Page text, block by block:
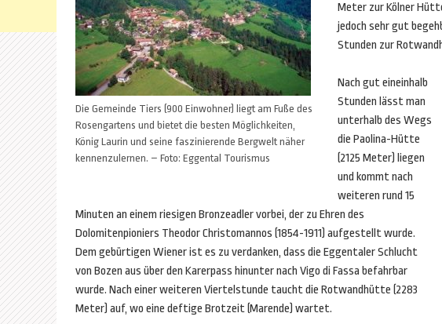
Die Gemeinde Tiers (900 Einwohner) liegt am Fuße des
Rosengartens und bietet die besten Möglichkeiten,
König Laurin und seine faszinierende Bergwelt näher
kennenzulernen. – Foto: Eggental Tourismus
Meter zur Kölner
jedoch sehr gut
Stunden zur
Nach gut eineinhalb
Stunden lässt man
unterhalb des Wegs
die Paolina-Hütte
(2125 Meter) liegen
und kommt nach
weiteren rund 15
Minuten an einem riesigen Bronzeadler vorbei, der zu Ehren des
Dolomitenpioniers Theodor Christomannos (1854-1911) aufgestellt wurde.
Dem gebürtigen Wiener ist es zu verdanken, dass die Eggentaler Schlucht
von Bozen aus über den Karerpass hinunter nach Vigo di Fassa befahrbar
wurde. Nach einer weiteren Viertelstunde taucht die Rotwandhütte (2283
Meter) auf, wo eine deftige Brotzeit (Marende) wartet.